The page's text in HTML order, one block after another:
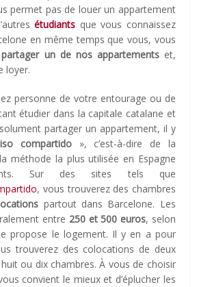
permet pas de louer un appartement
étudiants que vous connaissez
en même temps que vous, vous
partager un de nos appartementset,
loyer.
personne de votre entourage ou de
étudier dans la capitale catalane et
partager un appartement, il y
compartido», c’est-à-dire de la
méthode la plus utilisée en Espagne
Sur des sites tels que
, vous trouverez des chambres
partout dans Barcelone. Les
entre 250 et 500 euros, selon
propose le logement. Il y en a pour
trouverez des colocations de deux
ou dix chambres. À vous de choisir
convient le mieux et d’éplucher les